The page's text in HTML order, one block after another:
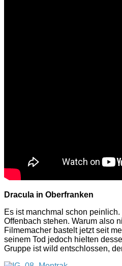
Dracula in Oberfranken
Es ist manchmal schon
Offenbach stehen. Warum also
Filmemacher bastelt jetzt seit
seinem Tod jedoch hielten
Gruppe ist wild entschlossen,